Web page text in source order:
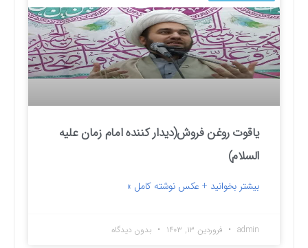
یاقوت روغن فروش(دیدار کننده امام زمان علیه
السلام)
بیشتر بخوانید + عکس نوشته کامل »
admin فروردین ۱۳, ۱۴۰۳ بدون دیدگاه